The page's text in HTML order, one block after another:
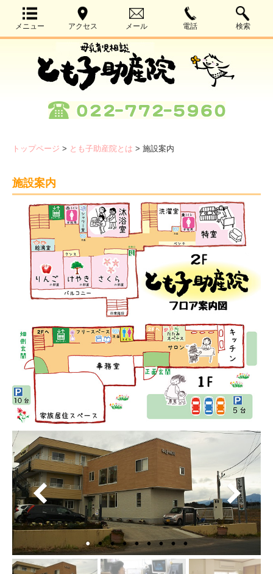
メニュー アクセス メール 電話 検索
トップページ > とも子助産院とは > 施設案内
施設案内